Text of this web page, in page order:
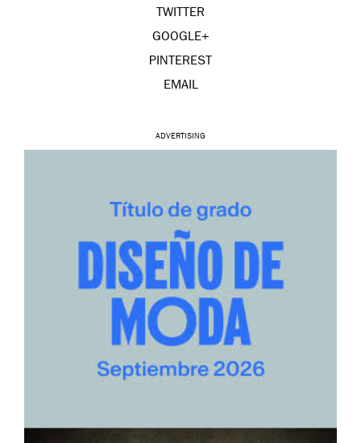
TWITTER
GOOGLE+
PINTEREST
EMAIL
ADVERTISING